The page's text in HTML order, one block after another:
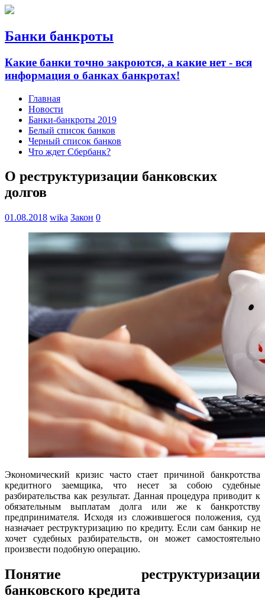
Банки банкроты
Какие банки точно закроются, а какие нет - вся
информация о банках банкротах!
Главная
Новости
Банки-банкроты 2019
Белый список банков
Черный список банков
Что ждет Сбербанк?
О реструктуризации банковских
долгов
01.08.2018 wika Закон 0
Экономический кризис часто стает причиной банкротства
кредитного заемщика, что несет за собою судебные
разбирательства как результат. Данная процедура приводит к
обязательным выплатам долга или же к банкротству
предпринимателя. Исходя из сложившегося положения, суд
назначает реструктуризацию по кредиту. Если сам банкир не
хочет судебных разбирательств, он может самостоятельно
произвести подобную операцию.
Понятие реструктуризации
банковского кредита